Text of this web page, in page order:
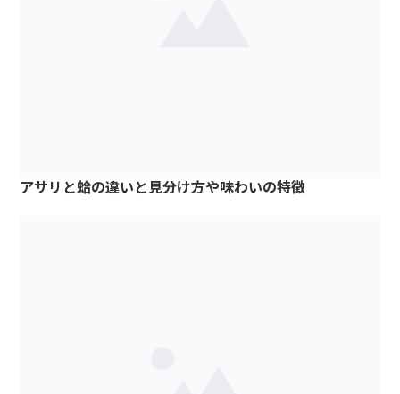
アサリと蛤の違いと見分け方や味わいの特徴